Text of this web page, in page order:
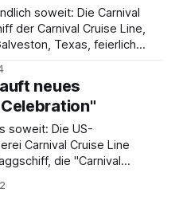
soweit: Die Carnival
der Carnival Cruise Line,
Texas, feierlich
Start für das 183.521
sondern fiel auch
neues
soweit: Die US-
Carnival Cruise Line
die "Carnival
der Reederei ihren